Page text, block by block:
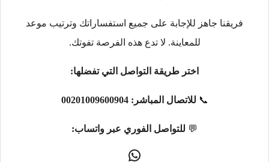
فريقنا جاهز للإجابة على جميع استفساراتك وترتيب موعد
للمعاينة. لا تدع هذه الفرصة تفوتك.
اختر طريقة التواصل التي تفضلها:
📞 للاتصال المباشر: 00201009600904
💬 للتواصل الفوري عبر واتساب: